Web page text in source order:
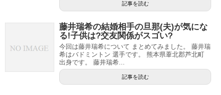
記事を読む
藤井瑞希の結婚相手の旦那(夫)が気にな
る!子供は?交友関係がスゴい?
今回は藤井瑞希について まとめてみました。 藤井瑞
希はバドミントン 選手です。 熊本県葦北郡芦北町
出身です。 藤井瑞希...
記事を読む